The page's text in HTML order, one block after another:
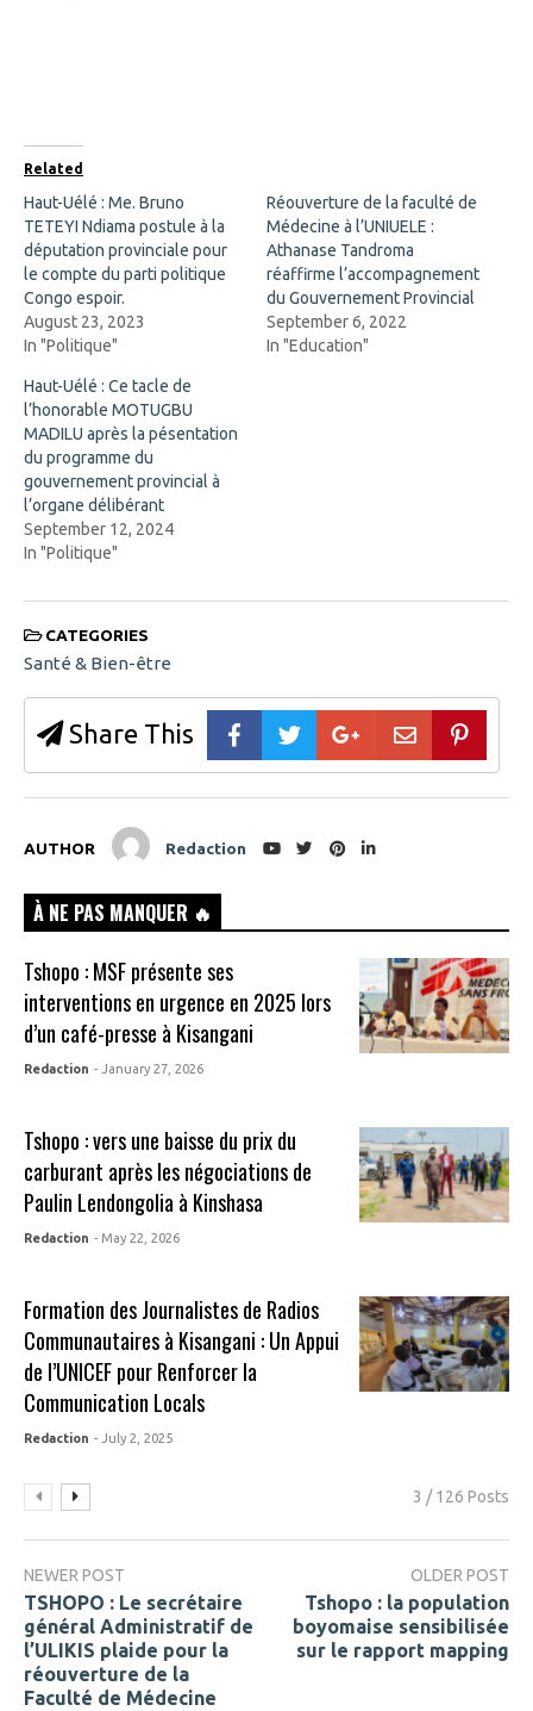
b
o
o
k
(
O
p
e
n
s
i
n
n
e
w
i
n
d
o
w
)
i
n
n
e
w
w
i
d
Related
Haut-Uélé : Me. Bruno
TETEYI Ndiama postule à la
députation provinciale pour
le compte du parti politique
Congo espoir.
August 23, 2023
In "Politique"
Réouverture de la faculté de
Médecine à l’UNIUELE :
Athanase Tandroma
réaffirme l’accompagnement
du Gouvernement Provincial
September 6, 2022
In "Education"
Haut-Uélé : Ce tacle de
l’honorable MOTUGBU
MADILU après la pésentation
du programme du
gouvernement provincial à
l’organe délibérant
September 12, 2024
In "Politique"
CATEGORIES
Santé & Bien-être
Share This
AUTHOR Redaction
À NE PAS MANQUER 🔥
Tshopo : MSF présente ses
interventions en urgence en 2025 lors
d’un café-presse à Kisangani
Redaction - January 27, 2026
Tshopo : vers une baisse du prix du
carburant après les négociations de
Paulin Lendongolia à Kinshasa
Redaction - May 22, 2026
Formation des Journalistes de Radios
Communautaires à Kisangani : Un Appui
de l’UNICEF pour Renforcer la
Communication Locals
Redaction - July 2, 2025
3 / 126 Posts
NEWER POST
TSHOPO : Le secrétaire
général Administratif de
l’ULIKIS plaide pour la
réouverture de la
Faculté de Médecine
OLDER POST
Tshopo : la population
boyomaise sensibilisée
sur le rapport mapping